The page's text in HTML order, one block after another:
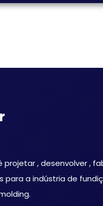
projetar , desenvolver ,
para a indústria de